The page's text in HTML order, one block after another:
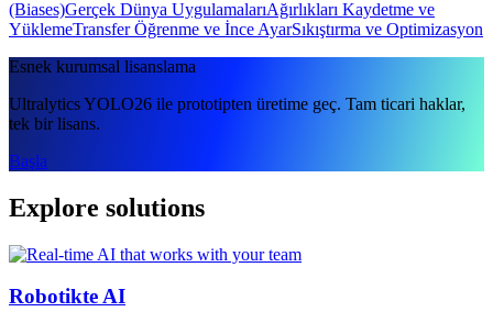
(Biases)Gerçek Dünya UygulamalarıAğırlıkları Kaydetme ve
YüklemeTransfer Öğrenme ve İnce AyarSıkıştırma ve Optimizasyon
Esnek kurumsal lisanslama
Ultralytics YOLO26 ile prototipten üretime geç. Tam ticari haklar,
tek bir lisans.
Başla
Explore solutions
Robotikte AI